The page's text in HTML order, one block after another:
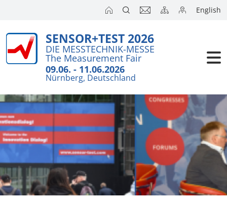
English
SENSOR+TEST 2026
DIE MESSTECHNIK-MESSE
The Measurement Fair
09.06. - 11.06.2026
Nürnberg, Deutschland
Besucher
Presse